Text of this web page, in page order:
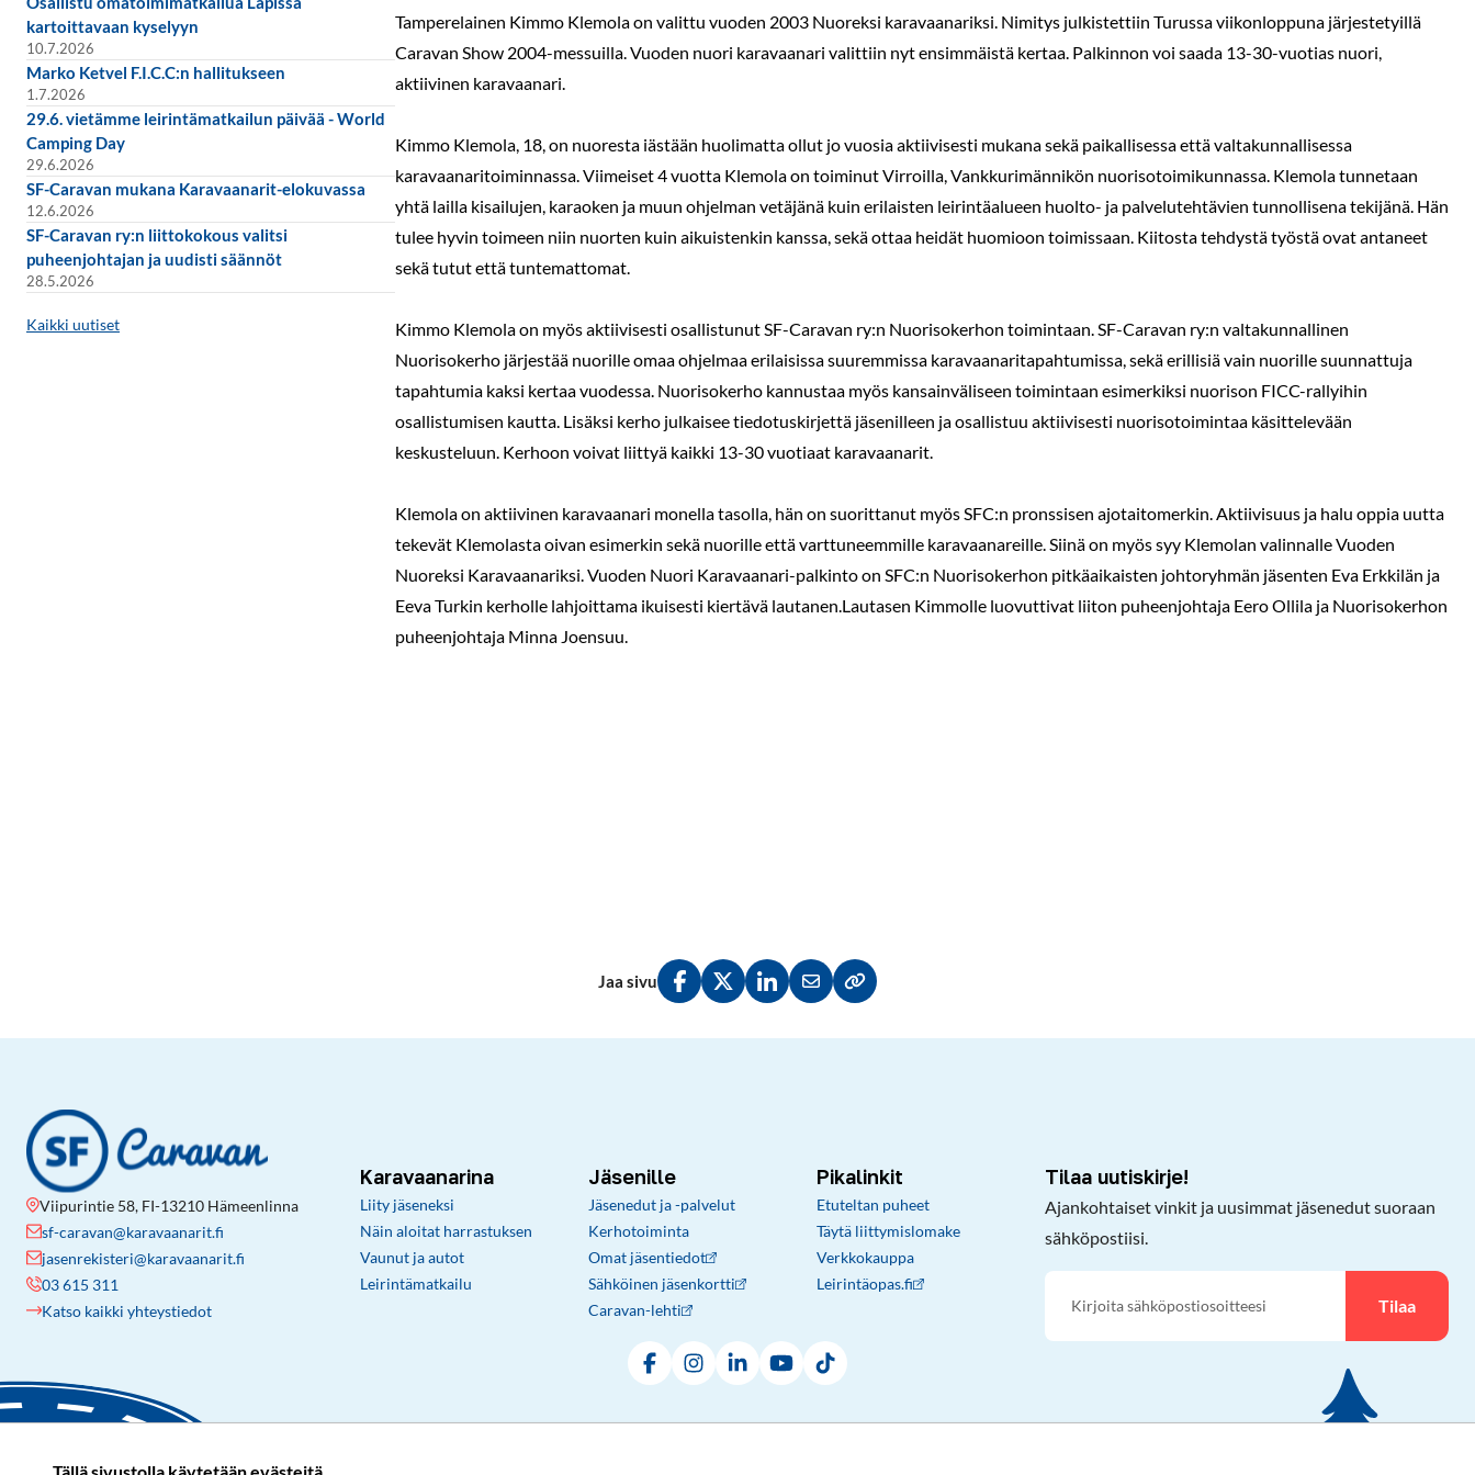
Tamperelainen Kimmo Klemola on valittu vuoden 2003 Nuoreksi karavaanariksi. Nimitys julkistettiin Turussa viikonloppuna järjestetyillä
Caravan Show 2004-messuilla. Vuoden nuori karavaanari valittiin nyt ensimmäistä kertaa. Palkinnon voi saada 13-30-vuotias nuori,
aktiivinen karavaanari.
Kimmo Klemola, 18, on nuoresta iästään huolimatta ollut jo vuosia aktiivisesti mukana sekä paikallisessa että valtakunnallisessa
karavaanaritoiminnassa. Viimeiset 4 vuotta Klemola on toiminut Virroilla, Vankkurimännikön nuorisotoimikunnassa. Klemola tunnetaan
yhtä lailla kisailujen, karaoken ja muun ohjelman vetäjänä kuin erilaisten leirintäalueen huolto- ja palvelutehtävien tunnollisena tekijänä. Hän
tulee hyvin toimeen niin nuorten kuin aikuistenkin kanssa, sekä ottaa heidät huomioon toimissaan. Kiitosta tehdystä työstä ovat antaneet
sekä tutut että tuntemattomat.
Kimmo Klemola on myös aktiivisesti osallistunut SF-Caravan ry:n Nuorisokerhon toimintaan. SF-Caravan ry:n valtakunnallinen
Nuorisokerho järjestää nuorille omaa ohjelmaa erilaisissa suuremmissa karavaanaritapahtumissa, sekä erillisiä vain nuorille suunnattuja
tapahtumia kaksi kertaa vuodessa. Nuorisokerho kannustaa myös kansainväliseen toimintaan esimerkiksi nuorison FICC-rallyihin
osallistumisen kautta. Lisäksi kerho julkaisee tiedotuskirjettä jäsenilleen ja osallistuu aktiivisesti nuorisotoimintaa käsittelevään
keskusteluun. Kerhoon voivat liittyä kaikki 13-30 vuotiaat karavaanarit.
Klemola on aktiivinen karavaanari monella tasolla, hän on suorittanut myös SFC:n pronssisen ajotaitomerkin. Aktiivisuus ja halu oppia uutta
tekevät Klemolasta oivan esimerkin sekä nuorille että varttuneemmille karavaanareille. Siinä on myös syy Klemolan valinnalle Vuoden
Nuoreksi Karavaanariksi. Vuoden Nuori Karavaanari-palkinto on SFC:n Nuorisokerhon pitkäaikaisten johtoryhmän jäsenten Eva Erkkilän ja
Eeva Turkin kerholle lahjoittama ikuisesti kiertävä lautanen.Lautasen Kimmolle luovuttivat liiton puheenjohtaja Eero Ollila ja Nuorisokerhon
puheenjohtaja Minna Joensuu.
kartoittavaan kyselyyn
10.7.2026
Marko Ketvel F.I.C.C:n hallitukseen
1.7.2026
29.6. vietämme leirintämatkailun päivää - World
Camping Day
29.6.2026
SF-Caravan mukana Karavaanarit-elokuvassa
12.6.2026
SF-Caravan ry:n liittokokous valitsi
puheenjohtajan ja uudisti säännöt
28.5.2026
Kaikki uutiset
Jaa sivu
Jaa Facebookissa
Jaa Twitterissä
Jaa LinkedInissä
Jaa sähköpostitse
Kopioi linkki leikepöydälle
Viipurintie 58, FI-13210 Hämeenlinna
sf-caravan@karavaanarit.fi
jasenrekisteri@karavaanarit.fi
03 615 311
Katso kaikki yhteystiedot
Karavaanarina
Liity jäseneksi
Näin aloitat harrastuksen
Vaunut ja autot
Leirintämatkailu
Jäsenille
Jäsenedut ja -palvelut
Kerhotoiminta
Omat jäsentiedot
Sähköinen jäsenkortti
Caravan-lehti
Pikalinkit
Etuteltan puheet
Täytä liittymislomake
Verkkokauppa
Leirintäopas.fi
Tilaa uutiskirje!
Ajankohtaiset vinkit ja uusimmat jäsenedut suoraan
sähköpostiisi.
Tilaa
FacebookInstagramLinkedInYouTubeTikTok